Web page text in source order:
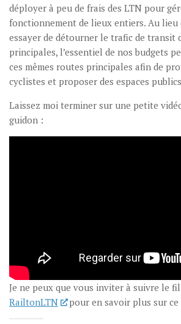
déployer à peu de frais des LTN pour
fonctionnement de lieux entiers. Au lieu
essayer de détourner le trafic de transit
principales, l’essentiel de nos budgets
ces mêmes routes principales afin de
cyclistes et proposer des espaces
Laissez moi terminer sur une petite
guidon :
Je ne peux que vous inviter à suivre le
RailtonLTN
pour en savoir plus sur